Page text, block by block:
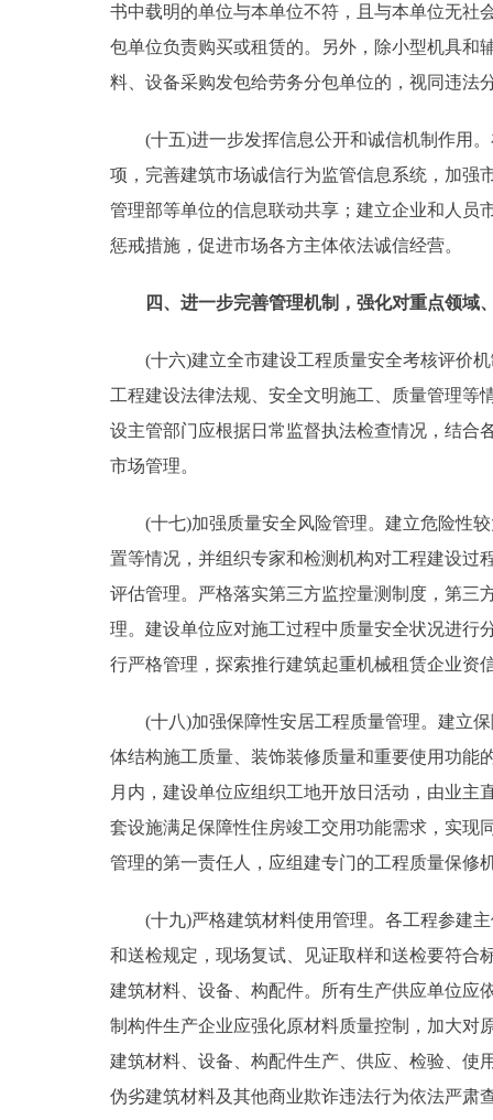
书中载明的单位与本单位不符，且与本单位无社
包单位负责购买或租赁的。另外，除小型机具和
料、设备采购发包给劳务分包单位的，视同违法
(十五)进一步发挥信息公开和诚信机制作用。
项，完善建筑市场诚信行为监管信息系统，加强
管理部等单位的信息联动共享；建立企业和人员
惩戒措施，促进市场各方主体依法诚信经营。
四、进一步完善管理机制，强化对重点领域
(十六)建立全市建设工程质量安全考核评价机
工程建设法律法规、安全文明施工、质量管理等
设主管部门应根据日常监督执法检查情况，结合
市场管理。
(十七)加强质量安全风险管理。建立危险性较
置等情况，并组织专家和检测机构对工程建设过
评估管理。严格落实第三方监控量测制度，第三
理。建设单位应对施工过程中质量安全状况进行
行严格管理，探索推行建筑起重机械租赁企业资
(十八)加强保障性安居工程质量管理。建立保
体结构施工质量、装饰装修质量和重要使用功能
月内，建设单位应组织工地开放日活动，由业
套设施满足保障性住房竣工交用功能需求，实现
管理的第一责任人，应组建专门的工程质量保修
(十九)严格建筑材料使用管理。各工程参建主
和送检规定，现场复试、见证取样和送检要符合
建筑材料、设备、构配件。所有生产供应单位应
制构件生产企业应强化原材料质量控制，加大对
建筑材料、设备、构配件生产、供应、检验、使
伪劣建筑材料及其他商业欺诈违法行为依法严肃